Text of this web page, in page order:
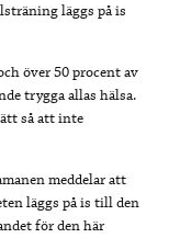
läggs på is
över 50 procent av
trygga allas hälsa.
så att inte
meddelar att
läggs på is till den
för den här